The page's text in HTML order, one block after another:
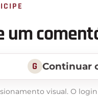
um
G Continuar
visual. O